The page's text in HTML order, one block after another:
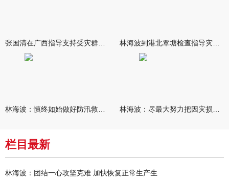
栏目最新
林海波：团结一心攻坚克难 加快恢复正常生产生